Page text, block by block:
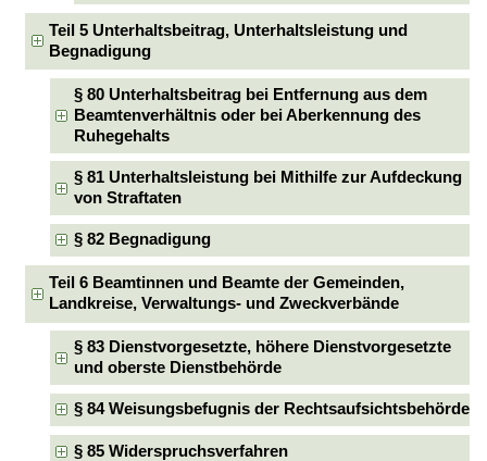
Teil 5 Unterhaltsbeitrag, Unterhaltsleistung und
Begnadigung
§ 80 Unterhaltsbeitrag bei Entfernung aus dem
Beamtenverhältnis oder bei Aberkennung des
Ruhegehalts
§ 81 Unterhaltsleistung bei Mithilfe zur Aufdeckung
von Straftaten
§ 82 Begnadigung
Teil 6 Beamtinnen und Beamte der Gemeinden,
Landkreise, Verwaltungs- und Zweckverbände
§ 83 Dienstvorgesetzte, höhere Dienstvorgesetzte
und oberste Dienstbehörde
§ 84 Weisungsbefugnis der Rechtsaufsichtsbehörde
§ 85 Widerspruchsverfahren